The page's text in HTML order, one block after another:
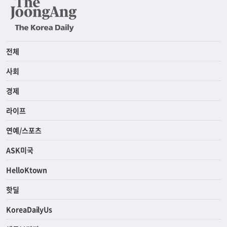
전체
사회
경제
라이프
연예/스포츠
ASK미국
HelloKtown
핫딜
KoreaDailyUs